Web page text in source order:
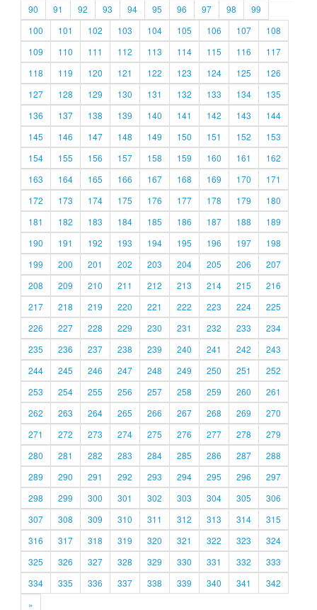
90
91 92 93 94 95 96 97 98
99
100
101 102 103 104 105 106 107
108
109
110 111 112 113 114 115 116
117
118
119 120 121 122 123 124 125
126
127
128 129 130 131 132 133 134
135
136
137 138 139 140 141 142 143
144
145
146 147 148 149 150 151 152
153
154
155 156 157 158 159 160 161
162
163
164 165 166 167 168 169 170
171
172
173 174 175 176 177 178 179
180
181
182 183 184 185 186 187 188
189
190
191 192 193 194 195 196 197
198
199
200 201 202 203 204 205 206
207
208
209 210 211 212 213 214 215
216
217
218 219 220 221 222 223 224
225
226
227 228 229 230 231 232 233
234
235
236 237 238 239 240 241 242
243
244
245 246 247 248 249 250 251
252
253
254 255 256 257 258 259 260
261
262
263 264 265 266 267 268 269
270
271
272 273 274 275 276 277 278
279
280
281 282 283 284 285 286 287
288
289
290 291 292 293 294 295 296
297
298
299 300 301 302 303 304 305
306
307
308 309 310 311 312 313 314
315
316
317 318 319 320 321 322 323
324
325
326 327 328 329 330 331 332
333
334
335 336 337 338 339 340 341
342
»